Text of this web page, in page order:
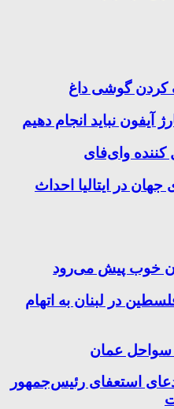
کردن گوشی داغ
آیفون نباید انجام دهیم
وای‌فای
در ایتالیا احداث
خوب پیش می‌رود
در لبنان به اتهام
سواحل عمان
استعفای رئیس‌جمهور